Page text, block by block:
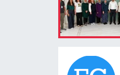
Yayla Haber
Yemek Tarifleri
Yerel Haberler